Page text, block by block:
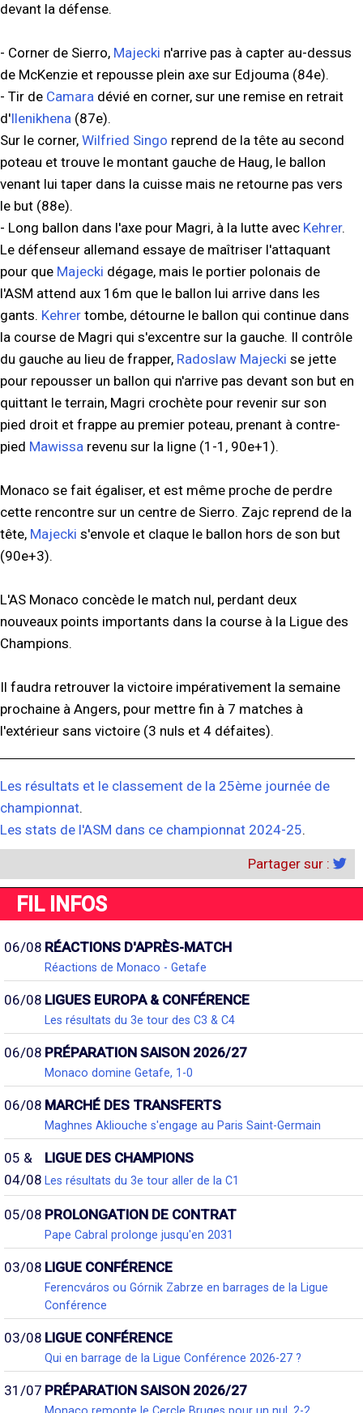
devant la défense.
- Corner de Sierro, Majecki n'arrive pas à capter au-dessus
de McKenzie et repousse plein axe sur Edjouma (84e).
- Tir de Camara dévié en corner, sur une remise en retrait
d'Ilenikhena (87e).
Sur le corner, Wilfried Singo reprend de la tête au second
poteau et trouve le montant gauche de Haug, le ballon
venant lui taper dans la cuisse mais ne retourne pas vers
le but (88e).
- Long ballon dans l'axe pour Magri, à la lutte avec Kehrer.
Le défenseur allemand essaye de maîtriser l'attaquant
pour que Majecki dégage, mais le portier polonais de
l'ASM attend aux 16m que le ballon lui arrive dans les
gants. Kehrer tombe, détourne le ballon qui continue dans
la course de Magri qui s'excentre sur la gauche. Il contrôle
du gauche au lieu de frapper, Radoslaw Majecki se jette
pour repousser un ballon qui n'arrive pas devant son but en
quittant le terrain, Magri crochète pour revenir sur son
pied droit et frappe au premier poteau, prenant à contre-
pied Mawissa revenu sur la ligne (1-1, 90e+1).
Monaco se fait égaliser, et est même proche de perdre
cette rencontre sur un centre de Sierro. Zajc reprend de la
tête, Majecki s'envole et claque le ballon hors de son but
(90e+3).
L'AS Monaco concède le match nul, perdant deux
nouveaux points importants dans la course à la Ligue des
Champions.
Il faudra retrouver la victoire impérativement la semaine
prochaine à Angers, pour mettre fin à 7 matches à
l'extérieur sans victoire (3 nuls et 4 défaites).
Les résultats et le classement de la 25ème journée de
championnat.
Les stats de l'ASM dans ce championnat 2024-25.
Partager sur :
FIL INFOS
06/08 RÉACTIONS D'APRÈS-MATCH
Réactions de Monaco - Getafe
06/08 LIGUES EUROPA & CONFÉRENCE
Les résultats du 3e tour des C3 & C4
06/08 PRÉPARATION SAISON 2026/27
Monaco domine Getafe, 1-0
06/08 MARCHÉ DES TRANSFERTS
Maghnes Akliouche s'engage au Paris Saint-Germain
05 &
04/08
LIGUE DES CHAMPIONS
Les résultats du 3e tour aller de la C1
05/08 PROLONGATION DE CONTRAT
Pape Cabral prolonge jusqu'en 2031
03/08 LIGUE CONFÉRENCE
Ferencváros ou Górnik Zabrze en barrages de la Ligue
Conférence
03/08 LIGUE CONFÉRENCE
Qui en barrage de la Ligue Conférence 2026-27 ?
31/07 PRÉPARATION SAISON 2026/27